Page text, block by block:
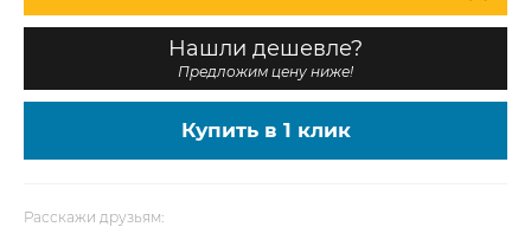
Нашли дешевле?
Предложим цену ниже!
Купить в 1 клик
Расскажи друзьям: